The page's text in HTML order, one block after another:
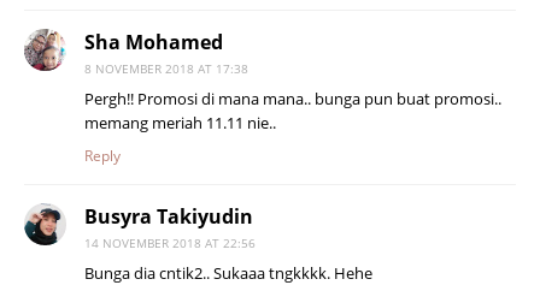
Sha Mohamed
8 NOVEMBER 2018 AT 17:38
Pergh!! Promosi di mana mana.. bunga pun buat promosi..
memang meriah 11.11 nie..
Reply
Busyra Takiyudin
14 NOVEMBER 2018 AT 22:56
Bunga dia cntik2.. Sukaaa tngkkkk. Hehe